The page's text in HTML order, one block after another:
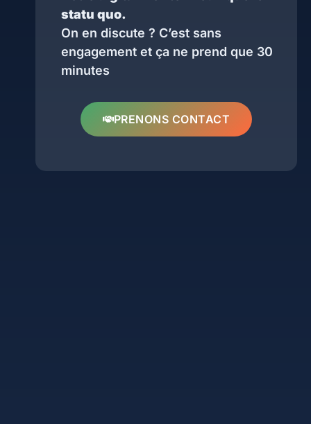
statu quo.
On en discute ? C’est sans
engagement et ça ne prend que 30
minutes
PRENONS CONTACT